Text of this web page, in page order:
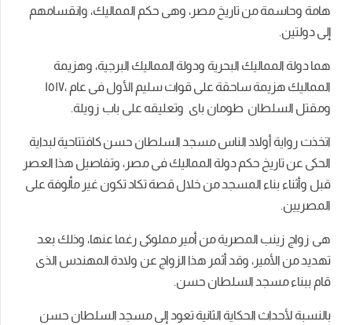
هامة وحاسمة من تاريخ مصر، وهى حكم المماليك، وانقسامهم
إلى دولتين.
هما دولة المماليك البحرية ودولة المماليك البرجية، وهزيمة
المماليك هزيمة ساحقة على قوات سليم الأول فى عام ،١٥١٧
ومقتل السلطان طومان باى وتعليقه على باب زويلة.
اتخذت رواية أولاد الناس مسجد السلطان حسن كافتتاحية لبداية
الحكى عن تاريخ حكم دولة المماليك فى مصر، وتفاصيل هذا العصر
قبل وأثناء بناء المسجد من خلال قصة تكاد تكون غير مألوفة على
المصريين.
هى زواج زينب المصرية من أمير مملوكى رغما عنها، وذلك بعد
تهديد من الأمير، وقد أثمر هذا الزواج عن ولادة المهندس الذى
قام ببناء مسجد السلطان حسن.
بالنسبة لأحداث الحكاية الثانية تعود إلى مسجد السلطان حسن